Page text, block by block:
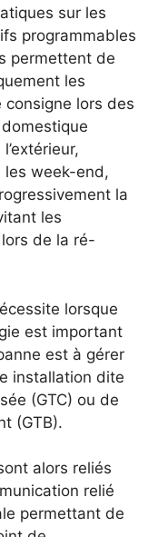
sur les
programmables
permettent de
les
lors des
les week-end,
la
les
de la ré-
lorsque
est important
est à gérer
installation dite
(GTC) ou de
(GTB).
alors reliés
relié
permettant de